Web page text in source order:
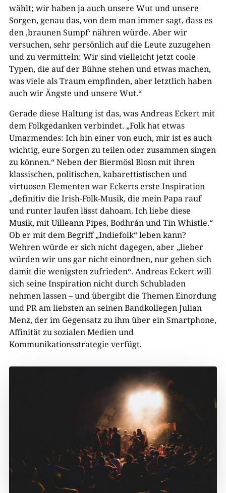
wählt; wir haben ja auch unsere Wut und unsere
Sorgen, genau das, von dem man immer sagt, dass es
den ‚braunen Sumpf‘ nähren würde. Aber wir
versuchen, sehr persönlich auf die Leute zuzugehen
und zu vermitteln: Wir sind vielleicht jetzt coole
Typen, die auf der Bühne stehen und etwas machen,
was viele als Traum empfinden, aber letztlich haben
auch wir Ängste und unsere Wut.“
Gerade diese Haltung ist das, was Andreas Eckert mit
dem Folkgedanken verbindet. „Folk hat etwas
Umarmendes: Ich bin einer von euch, mir ist es auch
wichtig, eure Sorgen zu teilen oder zusammen singen
zu können.“ Neben der Biermösl Blosn mit ihren
klassischen, politischen, kabarettistischen und
virtuosen Elementen war Eckerts erste Inspiration
„definitiv die Irish-Folk-Musik, die mein Papa rauf
und runter laufen lässt dahoam. Ich liebe diese
Musik, mit Uilleann Pipes, Bodhrán und Tin Whistle.“
Ob er mit dem Begriff „Indiefolk“ leben kann?
Wehren würde er sich nicht dagegen, aber „lieber
würden wir uns gar nicht einordnen, nur geben sich
damit die wenigsten zufrieden“. Andreas Eckert will
sich seine Inspiration nicht durch Schubladen
nehmen lassen – und übergibt die Themen Einordung
und PR am liebsten an seinen Bandkollegen Julian
Menz, der im Gegensatz zu ihm über ein Smartphone,
Affinität zu sozialen Medien und
Kommunikationsstrategie verfügt.